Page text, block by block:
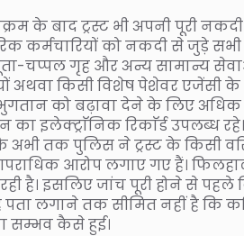
के बाद ट्रस्ट भी अपनी पूरी
कर्मचारियों को नकदी से जुड़े
चप्पल गृह और अन्य सामान्य
अथवा किसी विशेष पेशेवर एजेंसी
को बढ़ावा देने के लिए
का इलेक्ट्राॅनिक रिकाॅर्ड
अभी तक पुलिस ने ट्रस्ट के किसी
आरोप लगाए गए हैं।
है। इसलिए जांच पूरी होने से
लगाने तक सीमित नहीं है कि
सम्भव कैसे हुई।